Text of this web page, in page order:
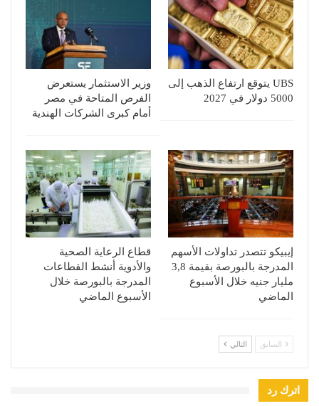
UBS يتوقع ارتفاع الذهب إلى
5000 دولار في 2027
وزير الاستثمار يستعرض
الفرص المتاحة في مصر
أمام كبرى الشركات الهندية
إيبيكو تتصدر تداولات الأسهم
المدرجة بالبورصة بقيمة 3,8
مليار جنيه خلال الأسبوع
الماضي
قطاع الرعاية الصحية
والأدوية أنشط القطاعات
المدرجة بالبورصة خلال
الأسبوع الماضي
السابق التالي
اترك رد